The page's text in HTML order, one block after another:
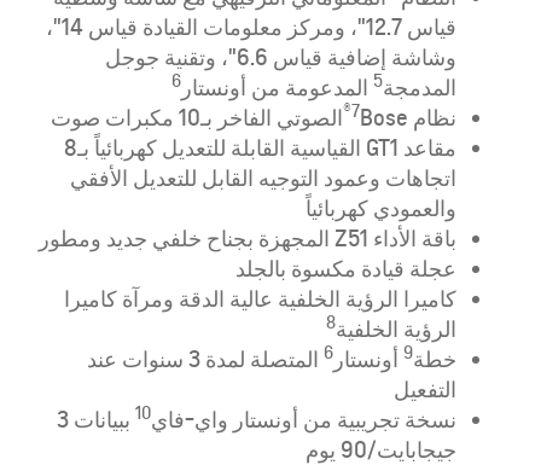
قياس 12.7"، ومركز معلومات القيادة قياس 14"،
وشاشة إضافية قياس 6.6"، وتقنية جوجل
المدمجة5 المدعومة من أونستار 6
نظام 7Bose
®الصوتي الفاخر بـ10 مكبرات صوت
مقاعد GT1 القياسية القابلة للتعديل كهربائياً بـ8
اتجاهات وعمود التوجيه القابل للتعديل الأفقي
والعمودي كهربائياً
باقة الأداء Z51 المجهزة بجناح خلفي جديد ومطور
عجلة قيادة مكسوة بالجلد
كاميرا الرؤية الخلفية عالية الدقة ومرآة كاميرا
الرؤية الخلفية8
خطة9 أونستار 6
المتصلة لمدة 3 سنوات عند
التفعيل
نسخة تجريبية من أونستار واي-فاي10
ببيانات 3
جيجابايت/90 يوم